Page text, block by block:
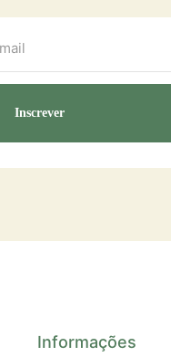
Informações